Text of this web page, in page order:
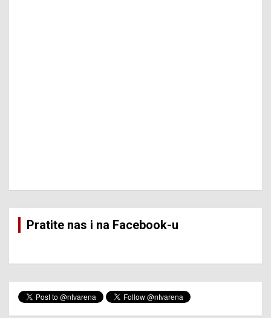
Pratite nas i na Facebook-u